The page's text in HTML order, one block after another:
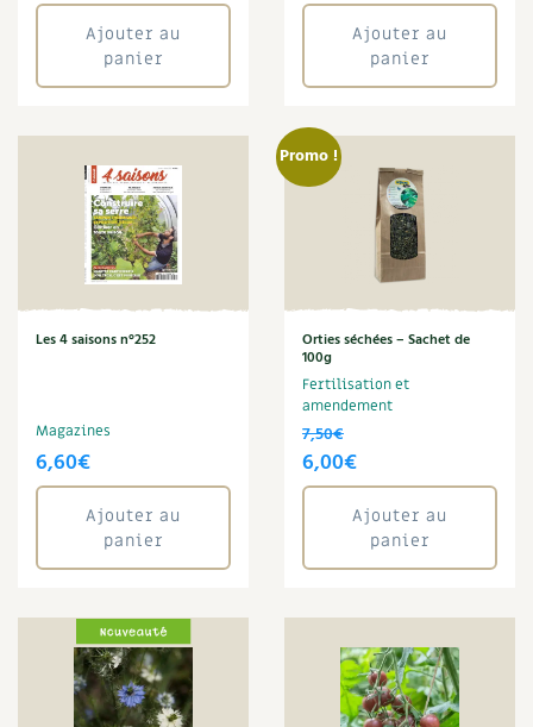
Ajouter au
panier
Ajouter au
panier
Les 4 saisons n°252
Magazines
6,60€
Ajouter au
panier
Promo !
Orties séchées – Sachet de
100g
Fertilisation et
amendement
7,50€
Le
prix
initial
était :
6,00€Le
prix
actuel
est :
Ajouter au
panier